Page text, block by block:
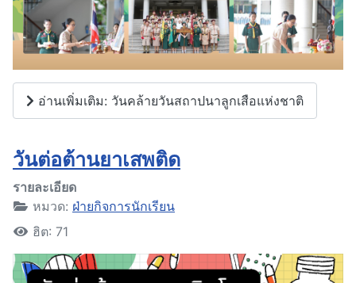
อ่านเพิ่มเติม: วันคล้ายวันสถาปนาลูกเสือแห่งชาติ
วันต่อต้านยาเสพติด
รายละเอียด
หมวด: ฝ่ายกิจการนักเรียน
ฮิต: 71